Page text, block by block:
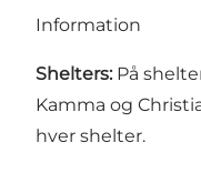
Information
Shelters: På
Kamma og
hver shelter.